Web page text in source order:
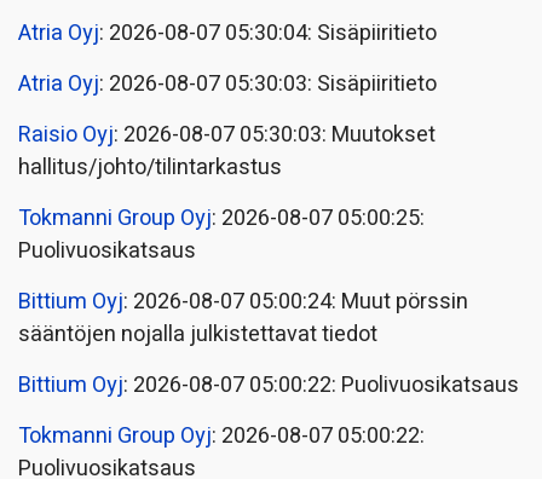
Atria Oyj: 2026-08-07 05:30:04: Sisäpiiritieto
Atria Oyj: 2026-08-07 05:30:03: Sisäpiiritieto
Raisio Oyj: 2026-08-07 05:30:03: Muutokset
hallitus/johto/tilintarkastus
Tokmanni Group Oyj: 2026-08-07 05:00:25:
Puolivuosikatsaus
Bittium Oyj: 2026-08-07 05:00:24: Muut pörssin
sääntöjen nojalla julkistettavat tiedot
Bittium Oyj: 2026-08-07 05:00:22: Puolivuosikatsaus
Tokmanni Group Oyj: 2026-08-07 05:00:22:
Puolivuosikatsaus